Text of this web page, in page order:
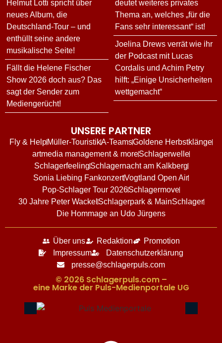
Helmut Lotti spricht über
neues Album, die
Deutschland-Tour – und
enthüllt seine andere
musikalische Seite!
Fällt die Helene Fischer
Show 2026 doch aus? Das
sagt der Sender zum
Mediengerücht!
deutet weiteres privates
Thema an, welches „für die
Fans sehr interessant“ ist!
Joelina Drews verrät wie ihr
der Podcast mit Lucas
Cordalis und Achim Petry
hilft: „Einige Unsicherheiten
wettgemacht“
UNSERE PARTNER
Fly & HelpMüller-TouristikA-TeamsGoldene Herbstklänge
artmedia management & moreSchlagerwelle
SchlagerfeelingSchlagernacht am Kalkberg
Sonia Liebing FankonzertVogtland Open Air
Pop-Schlager Tour 2026Schlagermove
30 Jahre Peter Wackel Schlagerpark & MainSchlager
Die Hommage an Udo Jürgens
Über uns Redaktion
Promotion
Impressum
Datenschutzerklärung
presse@schlagerpuls.com
© 2026 Schlagerpuls.com –
eine Marke der Puls-Medienportale UG​